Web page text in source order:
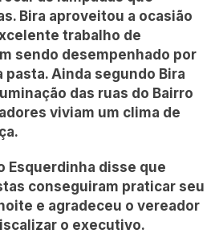
Bira aproveitou a ocasião
trabalho de
sendo desempenhado por
pasta. Ainda segundo Bira
das ruas do Bairro
viviam um clima de
Esquerdinha disse que
conseguiram praticar seu
e agradeceu o vereador
o executivo.